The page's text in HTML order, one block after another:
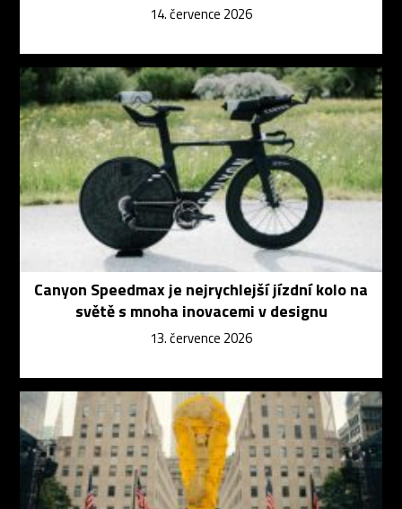
14. července 2026
Canyon Speedmax je nejrychlejší jízdní kolo na
světě s mnoha inovacemi v designu
13. července 2026